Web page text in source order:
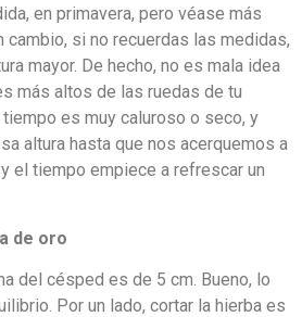
en primavera, pero véase más
cambio, si no recuerdas las medidas,
mayor. De hecho, no es mala idea
más altos de las ruedas de tu
es muy caluroso o seco, y
altura hasta que nos acerquemos a
el tiempo empiece a refrescar un
de oro
del césped es de 5 cm. Bueno, lo
Por un lado, cortar la hierba es